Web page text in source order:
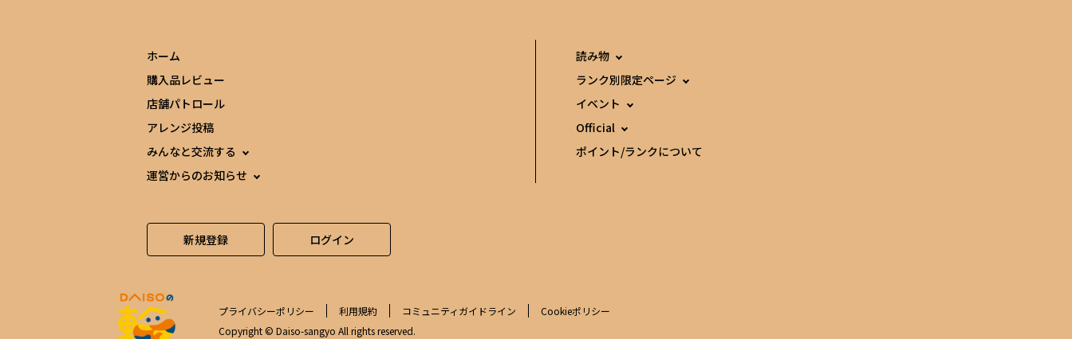
ホーム
購入品レビュー
店舗パトロール
アレンジ投稿
みんなと交流する
運営からのお知らせ
読み物
ランク別限定ページ
イベント
Official
ポイント/ランクについて
新規登録 ログイン
プライバシーポリシー 利用規約 コミュニティガイドライン
Cookieポリシー
Copyright © Daiso-sangyo All rights reserved.